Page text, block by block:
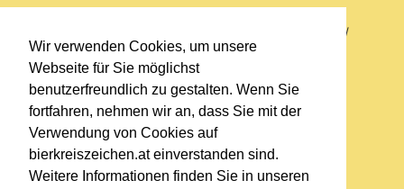
Wir verwenden Cookies, um unsere
Webseite für Sie möglichst
benutzerfreundlich zu gestalten. Wenn Sie
fortfahren, nehmen wir an, dass Sie mit der
Verwendung von Cookies auf
bierkreiszeichen.at einverstanden sind.
Weitere Informationen finden Sie in unseren
Sie befinden sich auf https://www.bierkreiszeichen.at/
im Pfad:Übers Bier/Bierlokale
Erstellt: 2016-06-10
Links
Kontakt
Impressum